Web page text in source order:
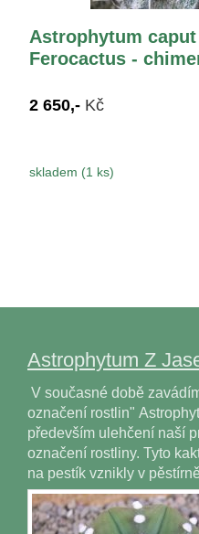
Astrophytum caput
Ferocactus -
2 650,- Kč
skladem (1 ks)
Astrophytum Z
V současné době
označení rostlin"
především ulehčení naší
označení rostliny. Tyto
na pestík vznikly v